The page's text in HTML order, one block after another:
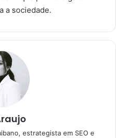
a sociedade.
estrategista em SEO e